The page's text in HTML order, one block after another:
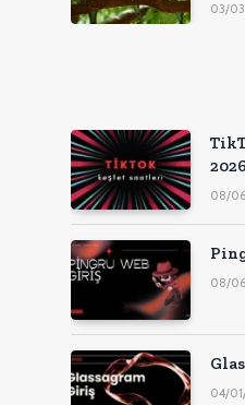
03/
08/
08/
04/